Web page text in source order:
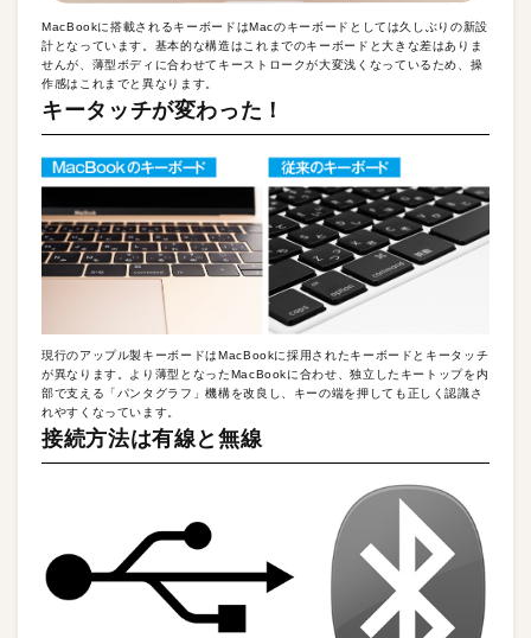
MacBookに搭載されるキーボードはMacのキーボードとしては久しぶりの新設
計となっています。基本的な構造はこれまでのキーボードと大きな差はありま
せんが、薄型ボディに合わせてキーストロークが大変浅くなっているため、操
作感はこれまでと異なります。
キータッチが変わった！
現行のアップル製キーボードはMacBookに採用されたキーボードとキータッチ
が異なります。より薄型となったMacBookに合わせ、独立したキートップを内
部で支える「パンタグラフ」機構を改良し、キーの端を押しても正しく認識さ
れやすくなっています。
接続方法は有線と無線